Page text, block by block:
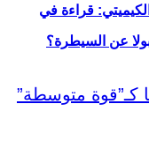
قراءة في